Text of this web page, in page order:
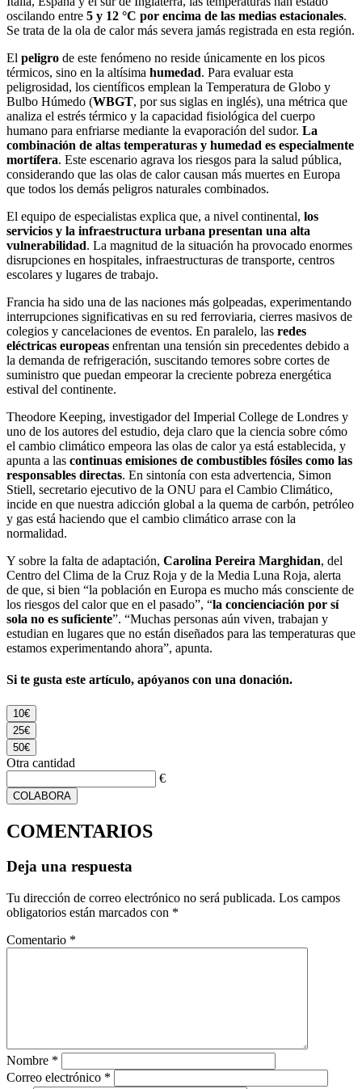
oscilando entre 5 y 12 °C por encima de las medias estacionales.
Se trata de la ola de calor más severa jamás registrada en esta región.
El peligro de este fenómeno no reside únicamente en los picos
térmicos, sino en la altísima humedad. Para evaluar esta
peligrosidad, los científicos emplean la Temperatura de Globo y
Bulbo Húmedo (WBGT, por sus siglas en inglés), una métrica que
analiza el estrés térmico y la capacidad fisiológica del cuerpo
humano para enfriarse mediante la evaporación del sudor. La
combinación de altas temperaturas y humedad es especialmente
mortífera. Este escenario agrava los riesgos para la salud pública,
considerando que las olas de calor causan más muertes en Europa
que todos los demás peligros naturales combinados.
El equipo de especialistas explica que, a nivel continental, los
servicios y la infraestructura urbana presentan una alta
vulnerabilidad. La magnitud de la situación ha provocado enormes
disrupciones en hospitales, infraestructuras de transporte, centros
escolares y lugares de trabajo.
Francia ha sido una de las naciones más golpeadas, experimentando
interrupciones significativas en su red ferroviaria, cierres masivos de
colegios y cancelaciones de eventos. En paralelo, las redes
eléctricas europeas enfrentan una tensión sin precedentes debido a
la demanda de refrigeración, suscitando temores sobre cortes de
suministro que puedan empeorar la creciente pobreza energética
estival del continente.
Theodore Keeping, investigador del Imperial College de Londres y
uno de los autores del estudio, deja claro que la ciencia sobre cómo
el cambio climático empeora las olas de calor ya está establecida, y
apunta a las continuas emisiones de combustibles fósiles como las
responsables directas. En sintonía con esta advertencia, Simon
Stiell, secretario ejecutivo de la ONU para el Cambio Climático,
incide en que nuestra adicción global a la quema de carbón, petróleo
y gas está haciendo que el cambio climático arrase con la
normalidad.
Y sobre la falta de adaptación, Carolina Pereira Marghidan, del
Centro del Clima de la Cruz Roja y de la Media Luna Roja, alerta
de que, si bien “la población en Europa es mucho más consciente de
los riesgos del calor que en el pasado”, “la concienciación por sí
sola no es suficiente”. “Muchas personas aún viven, trabajan y
estudian en lugares que no están diseñados para las temperaturas que
estamos experimentando ahora”, apunta.
Si te gusta este artículo, apóyanos con una donación.
10€
25€
50€
Otra cantidad
€
COLABORA
COMENTARIOS
Deja una respuesta
Tu dirección de correo electrónico no será publicada. Los campos
obligatorios están marcados con *
Comentario *
Nombre *
Correo electrónico *